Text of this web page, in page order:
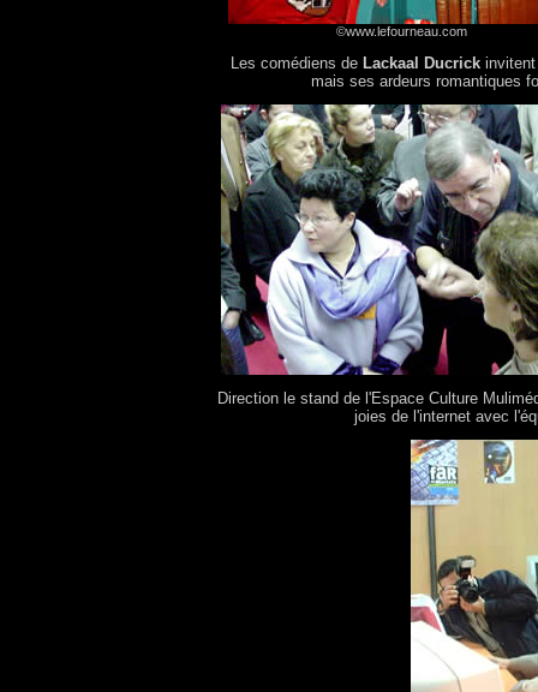
©www.lefourneau.com
Les comédiens de Lackaal Ducrickinvitent
mais ses ardeurs romantiques
Direction le stand de l'Espace Culture
joies de l'internet avec